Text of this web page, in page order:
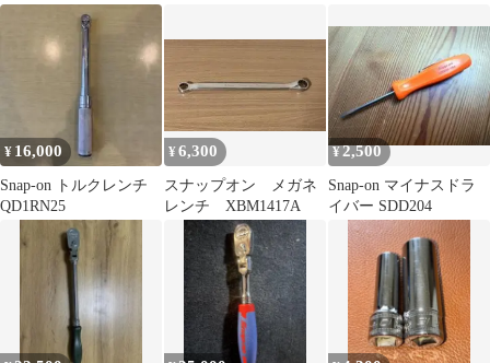
¥ 16,000
Snap-on トルクレンチ
QD1RN25
¥6,300
スナップオン メガネ
レンチ XBM1417A
¥2,500
Snap-on マイナスドラ
イバー SDD204